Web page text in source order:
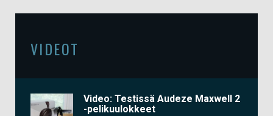
VIDEOT
Video: Testissä Audeze Maxwell 2
-pelikuulokkeet